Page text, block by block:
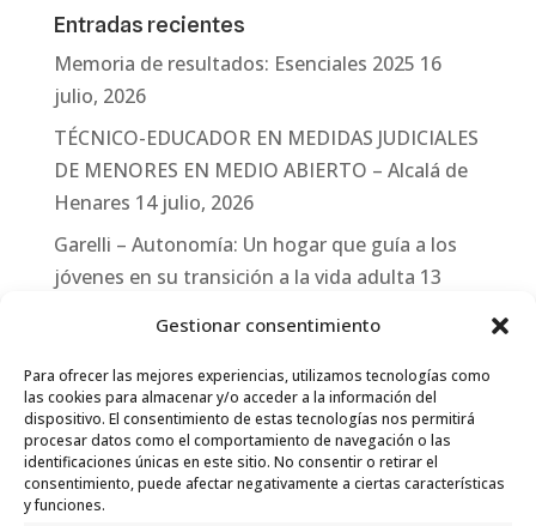
Gestionar consentimiento
Para ofrecer las mejores experiencias, utilizamos tecnologías como
las cookies para almacenar y/o acceder a la información del
dispositivo. El consentimiento de estas tecnologías nos permitirá
procesar datos como el comportamiento de navegación o las
identificaciones únicas en este sitio. No consentir o retirar el
consentimiento, puede afectar negativamente a ciertas características
y funciones.
Entradas recientes
Memoria de resultados: Esenciales 2025 16
julio, 2026
TÉCNICO-EDUCADOR EN MEDIDAS JUDICIALES
DE MENORES EN MEDIO ABIERTO – Alcalá de
Henares 14 julio, 2026
Garelli – Autonomía: Un hogar que guía a los
jóvenes en su transición a la vida adulta 13
Garelli-Refugio: Acciones de empleo en el
marco del Sistema de Acogida de Protección
Internacional 10 julio, 2026